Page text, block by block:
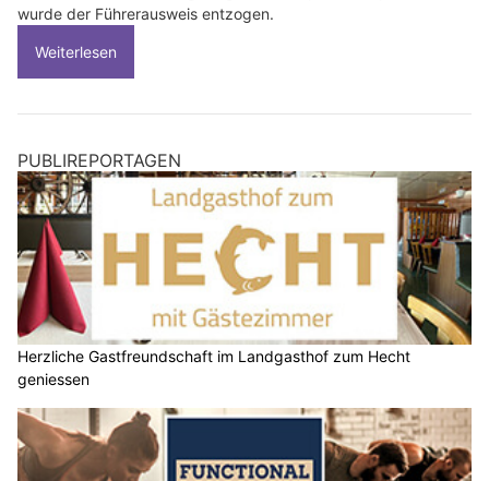
wurde der Führerausweis entzogen.
Weiterlesen
PUBLIREPORTAGEN
Herzliche Gastfreundschaft im Landgasthof zum Hecht
geniessen